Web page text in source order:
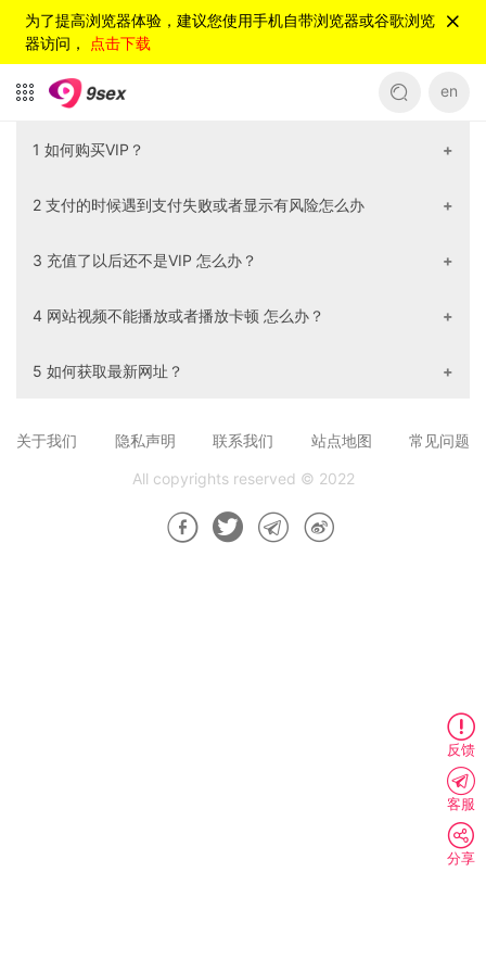
为了提高浏览器体验，建议您使用手机自带浏览器或谷歌浏览
器访问， 点击下载
en
1 如何购买VIP？
即开通--->选择支付支付方式和支付渠道--->点击支付
2 支付的时候遇到支付失败或者显示有风险怎么办
3 充值了以后还不是VIP 怎么办？
用户名 和 支付截图发送给客服。
4 网站视频不能播放或者播放卡顿 怎么办？
上方法都不行的话 请联系在线客服 或者 点击反馈按钮进行反
5 如何获取最新网址？
反馈
客服
分享
关于我们 隐私声明 联系我们 站点地图 常见问题
All copyrights reserved © 2022